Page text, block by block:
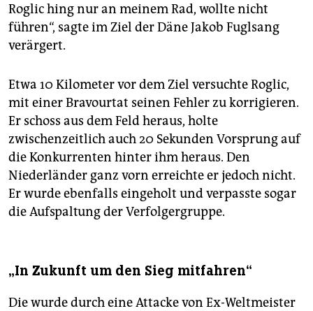
Roglic hing nur an meinem Rad, wollte nicht
führen“, sagte im Ziel der Däne Jakob Fuglsang
verärgert.
Etwa 10 Kilometer vor dem Ziel versuchte Roglic,
mit einer Bravourtat seinen Fehler zu korrigieren.
Er schoss aus dem Feld heraus, holte
zwischenzeitlich auch 20 Sekunden Vorsprung auf
die Konkurrenten hinter ihm heraus. Den
Niederländer ganz vorn erreichte er jedoch nicht.
Er wurde ebenfalls eingeholt und verpasste sogar
die Aufspaltung der Verfolgergruppe.
„In Zukunft um den Sieg mitfahren“
Die wurde durch eine Attacke von Ex-Weltmeister